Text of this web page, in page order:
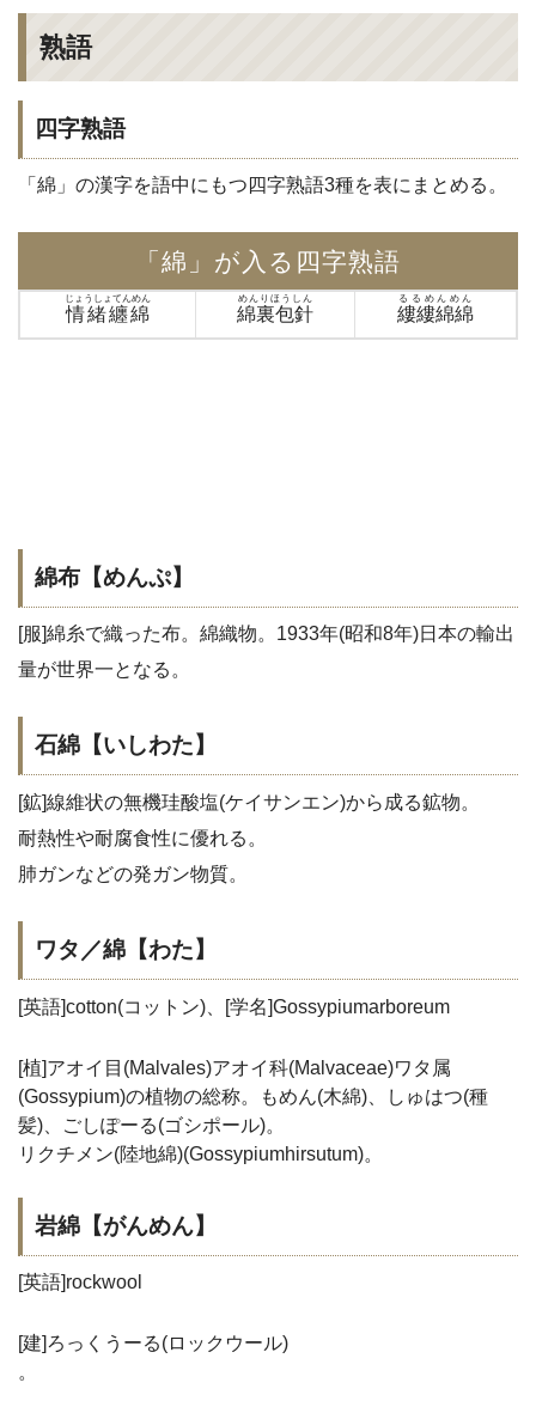
熟語
四字熟語
「綿」の漢字を語中にもつ四字熟語3種を表にまとめる。
「綿」が入る四字熟語
情緒纏綿
じょうしょてんめん
綿裏包針
めんりほうしん
縷縷綿綿
るるめんめん
綿布【めんぷ】
[服]綿糸で織った布。綿織物。1933年(昭和8年)日本の輸出
量が世界一となる。
石綿【いしわた】
[鉱]線維状の無機珪酸塩(ケイサンエン)から成る鉱物。
耐熱性や耐腐食性に優れる。
肺ガンなどの発ガン物質。
ワタ／綿【わた】
[英語]cotton(コットン)、[学名]Gossypiumarboreum
[植]アオイ目(Malvales)アオイ科(Malvaceae)ワタ属
(Gossypium)の植物の総称。もめん(木綿)、しゅはつ(種
髪)、ごしぽーる(ゴシポール)。
リクチメン(陸地綿)(Gossypiumhirsutum)。
岩綿【がんめん】
[英語]rockwool
[建]ろっくうーる(ロックウール)
。